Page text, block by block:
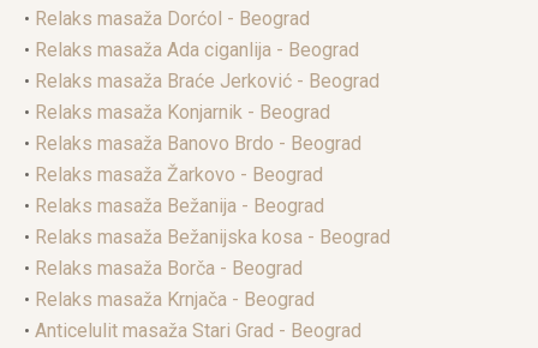
• Relaks masaža Dorćol - Beograd
• Relaks masaža Ada ciganlija - Beograd
• Relaks masaža Braće Jerković - Beograd
• Relaks masaža Konjarnik - Beograd
• Relaks masaža Banovo Brdo - Beograd
• Relaks masaža Žarkovo - Beograd
• Relaks masaža Bežanija - Beograd
• Relaks masaža Bežanijska kosa - Beograd
• Relaks masaža Borča - Beograd
• Relaks masaža Krnjača - Beograd
• Anticelulit masaža Stari Grad - Beograd